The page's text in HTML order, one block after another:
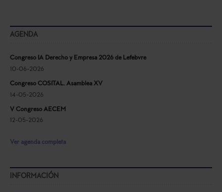
AGENDA
Congreso IA Derecho y Empresa 2026 de Lefebvre
10-06-2026
Congreso COSITAL. Asamblea XV
14-05-2026
V Congreso AECEM
12-05-2026
Ver agenda completa
INFORMACIÓN